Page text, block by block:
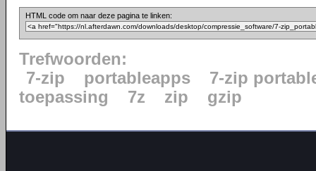
HTML code om naar deze pagina te linken:
Trefwoorden:
7-zip
portableapps
7-zip
toepassing
7z zip gzip